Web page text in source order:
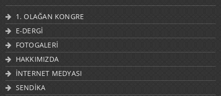
1. OLAĞAN KONGRE
E-DERGİ
FOTOGALERİ
HAKKIMIZDA
İNTERNET MEDYASI
SENDİKA